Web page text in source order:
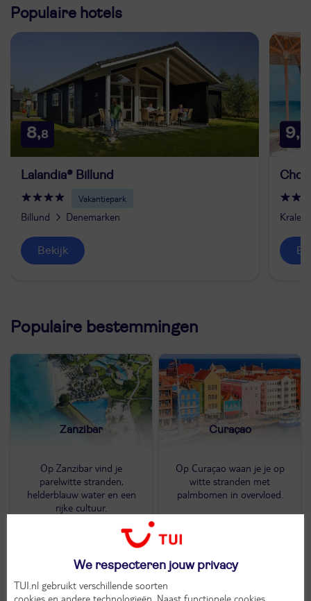
Populaire hotels
8,8
Lalandia® Billund
Vakantiepark
Billund Denemarken
Bekijk
9,
Populaire bestemmingen
Zanzibar
Op Zanzibar vind je
parelwitte stranden,
helderblauw water en een
rijke cultuur.
Curaçao
Op Curaçao waan je je op
witte stranden met
palmbomen in overvloed.
Bekijk aanbod
We respecteren jouw privacy
TUI.nl gebruikt verschillende soorten
cookies en andere technologieën . Naast functionele cookies,